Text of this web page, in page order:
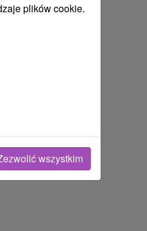
plików cookie.
wszystkim